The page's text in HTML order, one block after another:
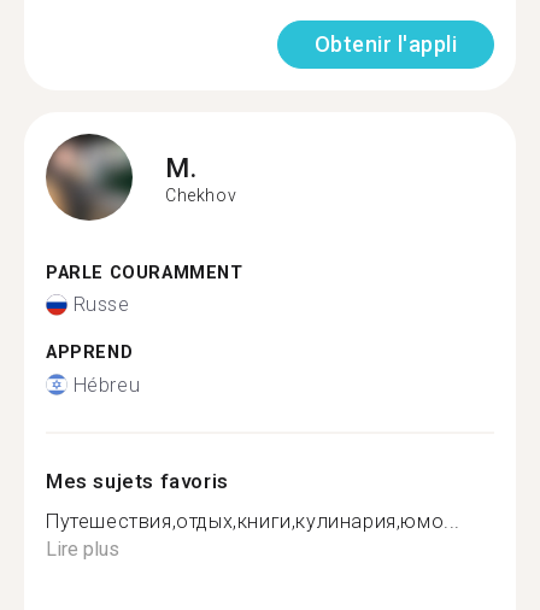
Obtenir l'appli
M.
Chekhov
PARLE COURAMMENT
Russe
APPREND
Hébreu
Mes sujets favoris
Путешествия,отдых,книги,кулинария,юмо...
Lire plus